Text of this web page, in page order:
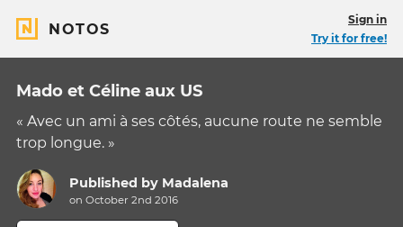
NOTOS
Sign in
Try it for free!
Mado et Céline aux US
« Avec un ami à ses côtés, aucune route ne semble
trop longue. »
Published by Madalena
on October 2nd 2016